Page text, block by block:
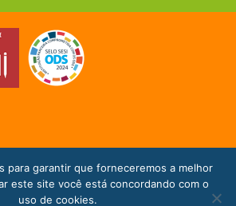
Doe Agora!
para garantir que forneceremos a melhor
este site você está concordando com o
uso de cookies.